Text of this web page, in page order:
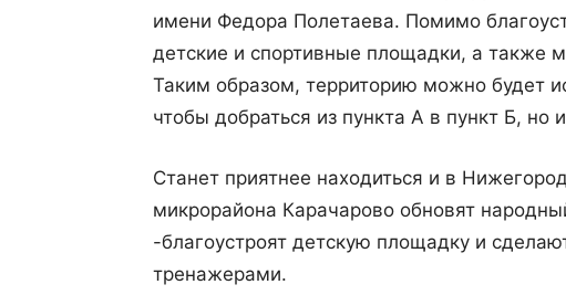
имени Федора Полетаева. Помимо
детские и спортивные площадки, а также
Таким образом, территорию можно будет
чтобы добраться из пункта А в пункт Б, но
Станет приятнее находиться и в
микрорайона Карачарово обновят
-благоустроят детскую площадку и
тренажерами.